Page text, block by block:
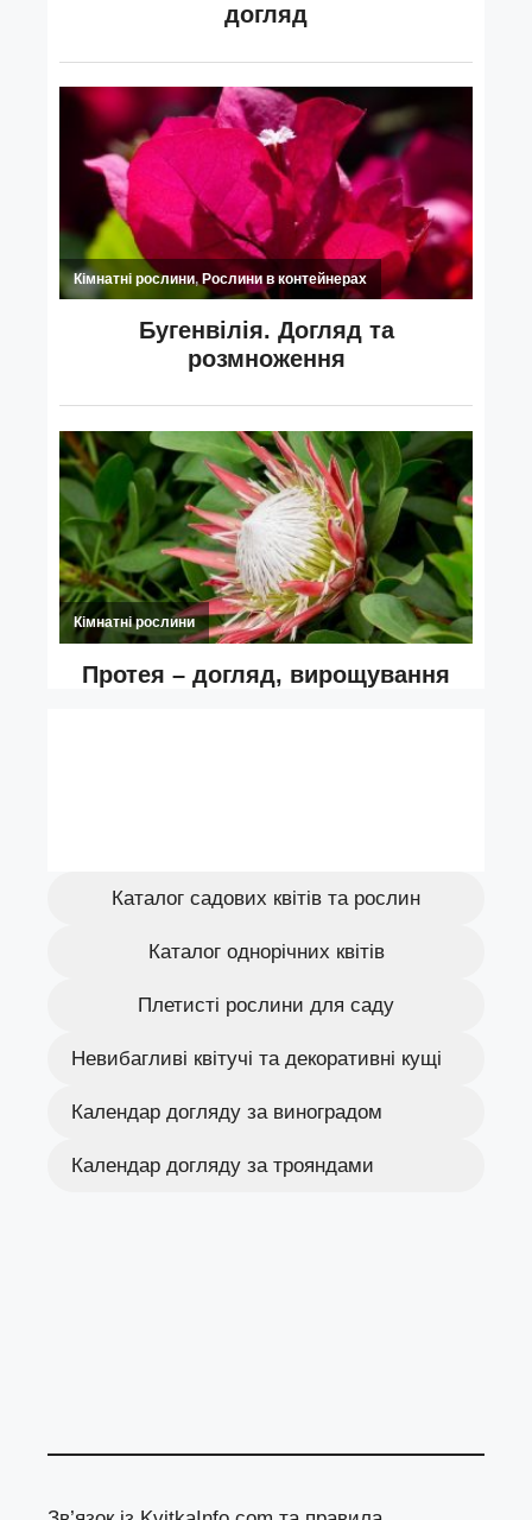
Каталог садових квітів та рослин
Каталог однорічних квітів
Плетисті рослини для саду
Невибагливі квітучі та декоративні кущі
Календар догляду за виноградом
Календар догляду за трояндами